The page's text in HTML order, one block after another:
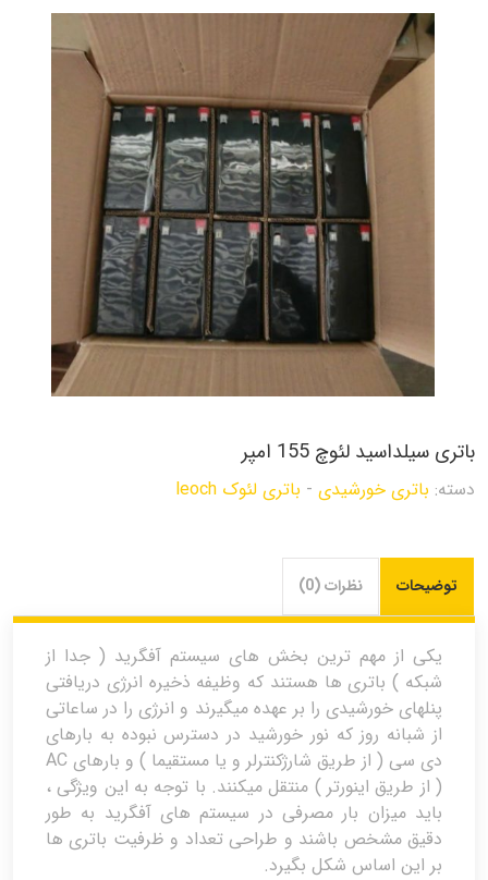
باتری سیلداسید لئوچ 155 امپر
دسته: باتری خورشیدی - باتری لئوک leoch
توضیحات نظرات (0)
یکی از مهم ترین بخش های سیستم آفگرید ( جدا از
شبکه ) باتری ها هستند که وظیفه ذخیره انرژی دریافتی
پنلهای خورشیدی را بر عهده میگیرند و انرژی را در ساعاتی
از شبانه روز که نور خورشید در دسترس نبوده به بارهای
دی سی ( از طریق شارژکنترلر و یا مستقیما ) و بارهای AC
( از طریق اینورتر ) منتقل میکنند. با توجه به این ویژگی ،
باید میزان بار مصرفی در سیستم های آفگرید به طور
دقیق مشخص باشند و طراحی تعداد و ظرفیت باتری ها
بر این اساس شکل بگیرد.